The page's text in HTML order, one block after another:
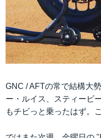
GNC / AFTの常で結構大
ー・ルイス、スティービ
もチビっと乗ったはず。